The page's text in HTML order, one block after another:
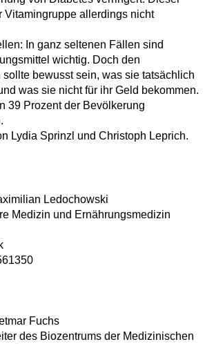
Vitamingruppe allerdings nicht
In ganz seltenen Fällen sind
wichtig. Doch den
sollte bewusst sein, was sie tatsächlich
was sie nicht für ihr Geld bekommen.
39 Prozent der Bevölkerung
Lydia Sprinzl und Christoph Leprich.
Ledochowski
Medizin und Ernährungsmedizin
Fuchs
des Biozentrums der Medizinischen